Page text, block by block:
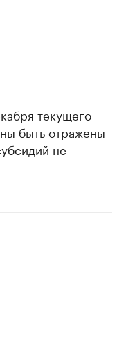
текущего
быть отражены
не